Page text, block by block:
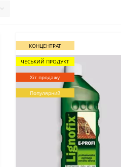
КОНЦЕНТРАТ
ЧЕСЬКИЙ ПРОДУКТ
Хіт продажу
Популярний